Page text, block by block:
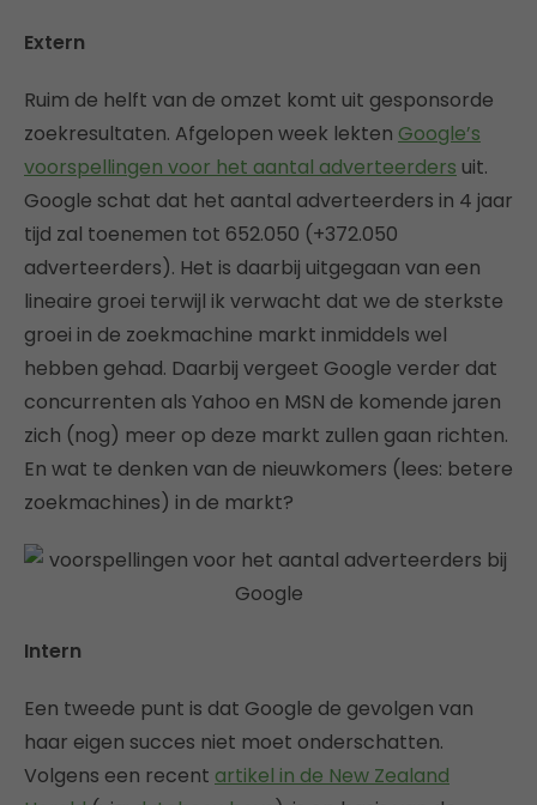
Extern
Ruim de helft van de omzet komt uit gesponsorde
zoekresultaten. Afgelopen week lekten Google’s
voorspellingen voor het aantal adverteerders uit.
Google schat dat het aantal adverteerders in 4 jaar
tijd zal toenemen tot 652.050 (+372.050
adverteerders). Het is daarbij uitgegaan van een
lineaire groei terwijl ik verwacht dat we de sterkste
groei in de zoekmachine markt inmiddels wel
hebben gehad. Daarbij vergeet Google verder dat
concurrenten als Yahoo en MSN de komende jaren
zich (nog) meer op deze markt zullen gaan richten.
En wat te denken van de nieuwkomers (lees: betere
zoekmachines) in de markt?
Intern
Een tweede punt is dat Google de gevolgen van
haar eigen succes niet moet onderschatten.
Volgens een recent artikel in de New Zealand